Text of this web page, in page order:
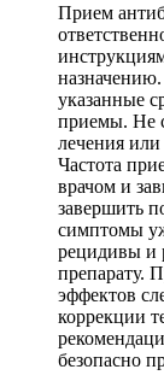
Прием
указанные
приемы. Не
лечения или
Частота
врачом и
завершить
симптомы
рецидивы и
препарату.
эффектов
коррекции
безопасно